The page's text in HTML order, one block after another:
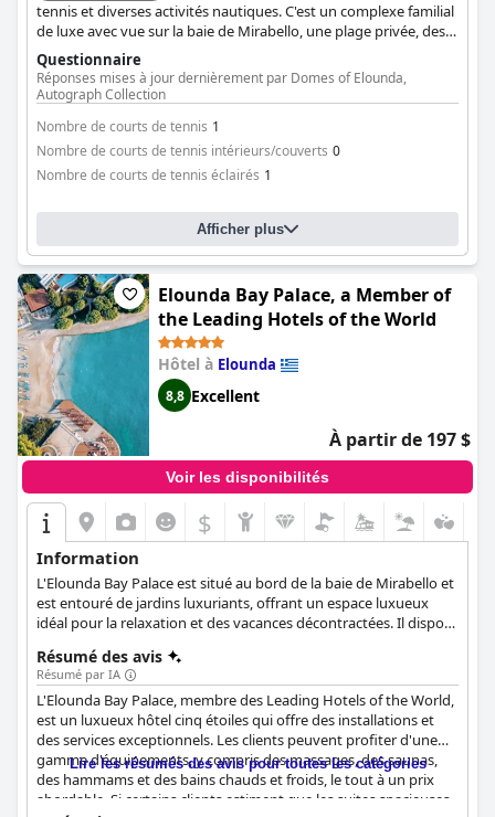
tennis et diverses activités nautiques. C'est un complexe familial
de luxe avec vue sur la baie de Mirabello, une plage privée, des
piscines et un spa.
Questionnaire
Réponses mises à jour dernièrement par Domes of Elounda,
Autograph Collection
Nombre de courts de tennis 1
Nombre de courts de tennis intérieurs/couverts 0
Nombre de courts de tennis éclairés 1
Afficher plus
Elounda Bay Palace, a Member of
the Leading Hotels of the World
Hôtel à Elounda
8,8 Excellent
À partir de 197 $
Voir les disponibilités
$
Information
L'Elounda Bay Palace est situé au bord de la baie de Mirabello et
est entouré de jardins luxuriants, offrant un espace luxueux
idéal pour la relaxation et des vacances décontractées. Il dispose
d'un emplacement magnifique juste en face de la plage de
sable, rendant le séjour de chaque client aussi agréable que
possible.
Résumé des avis
Résumé par IA
L'Elounda Bay Palace, membre des Leading Hotels of the World,
est un luxueux hôtel cinq étoiles qui offre des installations et
des services exceptionnels. Les clients peuvent profiter d'une
gamme d'équipements, y compris des massages, des saunas,
des hammams et des bains chauds et froids, le tout à un prix
abordable. Si certains clients estiment que les suites spacieuses
Lire les résumés des avis pour toutes les catégories